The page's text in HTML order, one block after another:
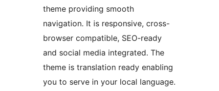
theme providing smooth
navigation. It is responsive, cross-
browser compatible, SEO-ready
and social media integrated. The
theme is translation ready enabling
you to serve in your local language.